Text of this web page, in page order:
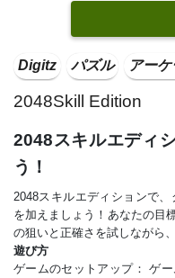
Digitz パズル アー
2048Skill Edition
2048スキルエディ
う！
2048スキルエディションで
を加えましょう！あなたの目
の狙いと正確さを試しながら
遊び方
ゲームのセットアップ： ゲ